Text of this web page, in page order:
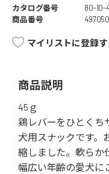
カタログ番号
80-10-
商品番号
マイリストに登録す
商品説明
45ｇ
鶏レバーをひとくち
犬用スナックです。
縮しました。軟らか
幅広い年齢の愛犬に